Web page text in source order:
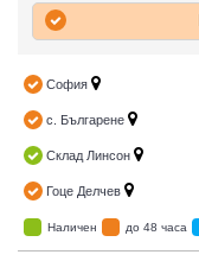
ЕКИПИРОВКА
София
с. Българене
Склад Линсон
Гоце Делчев
Наличен до 48 часа